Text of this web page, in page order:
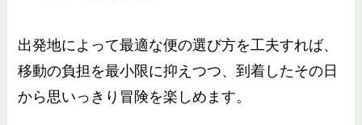
出発地によって最適な便の選び方を工夫すれば、
移動の負担を最小限に抑えつつ、到着したその日
から思いっきり冒険を楽しめます。